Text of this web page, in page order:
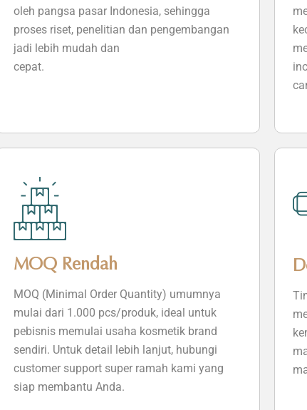
oleh pangsa pasar Indonesia, sehingga
proses riset, penelitian dan pengembangan
jadi lebih mudah dan
cepat.
MOQ Rendah
MOQ (Minimal Order Quantity) umumnya
mulai dari 1.000 pcs/produk, ideal untuk
pebisnis memulai usaha kosmetik brand
sendiri. Untuk detail lebih lanjut, hubungi
customer support super ramah kami yang
siap membantu Anda.